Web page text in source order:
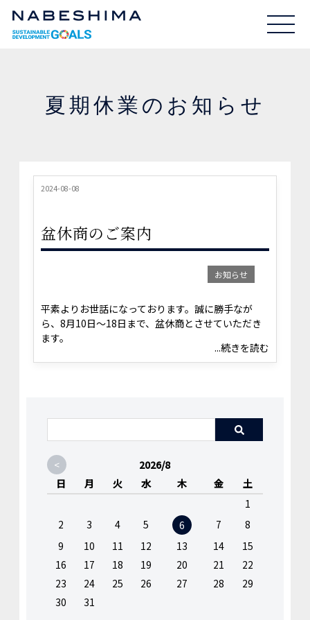
夏期休業のお知らせ
2024-08-08
盆休商のご案内
お知らせ
平素よりお世話になっております。誠に勝手なが
ら、8月10日〜18日まで、盆休商とさせていただき
ます。
...続きを読む
<
2026/8
日
月 火 水 木 金
土
1
2
3 4 5 6 7
8
9
10 11 12 13 14
15
16
17 18 19 20 21
22
23
24 25 26 27 28
29
30
31